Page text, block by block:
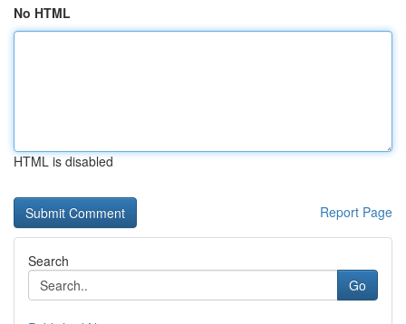
No HTML
HTML is disabled
Report Page
Search
Go